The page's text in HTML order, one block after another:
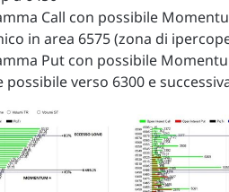
Call con possibile
in area 6575 (zona di
Put con possibile
possibile verso 6300 e